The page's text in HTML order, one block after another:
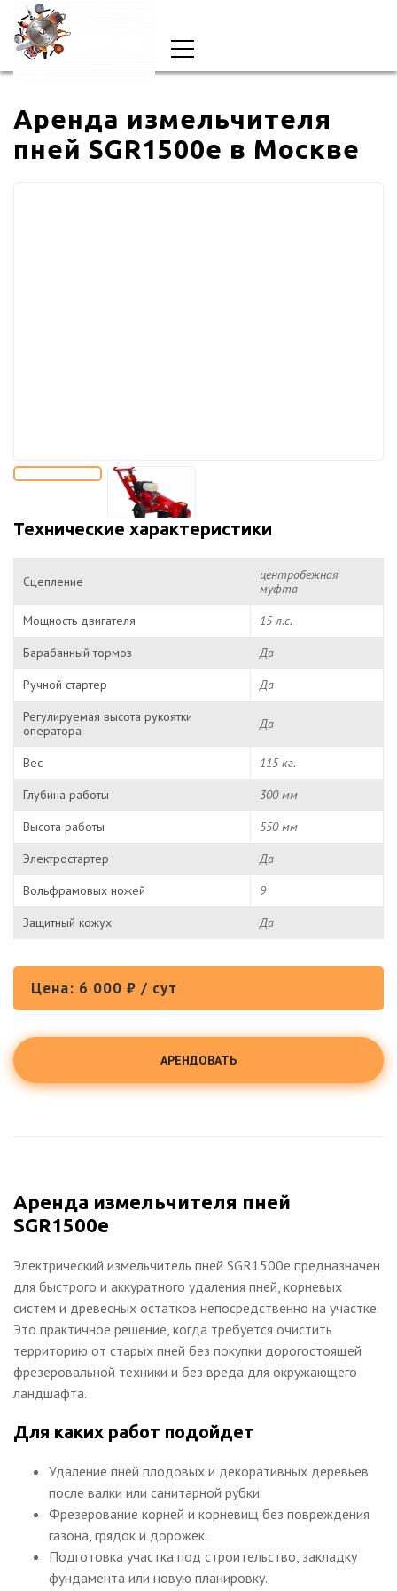
Аренда измельчителя
пней SGR1500e в Москве
Технические характеристики
Сцепление
центробежная
муфта
Мощность двигателя
15 л.с.
Барабанный тормоз
Да
Ручной стартер
Да
Регулируемая высота рукоятки
оператора
Да
Вес
115 кг.
Глубина работы
300 мм
Высота работы
550 мм
Электростартер
Да
Вольфрамовых ножей
9
Защитный кожух
Да
Цена: 6 000 ₽ / сут
АРЕНДОВАТЬ
Аренда измельчителя пней
SGR1500e
Электрический измельчитель пней SGR1500e предназначен
для быстрого и аккуратного удаления пней, корневых
систем и древесных остатков непосредственно на участке.
Это практичное решение, когда требуется очистить
территорию от старых пней без покупки дорогостоящей
фрезеровальной техники и без вреда для окружающего
ландшафта.
Для каких работ подойдет
Удаление пней плодовых и декоративных деревьев
после валки или санитарной рубки.
Фрезерование корней и корневищ без повреждения
газона, грядок и дорожек.
Подготовка участка под строительство, закладку
фундамента или новую планировку.